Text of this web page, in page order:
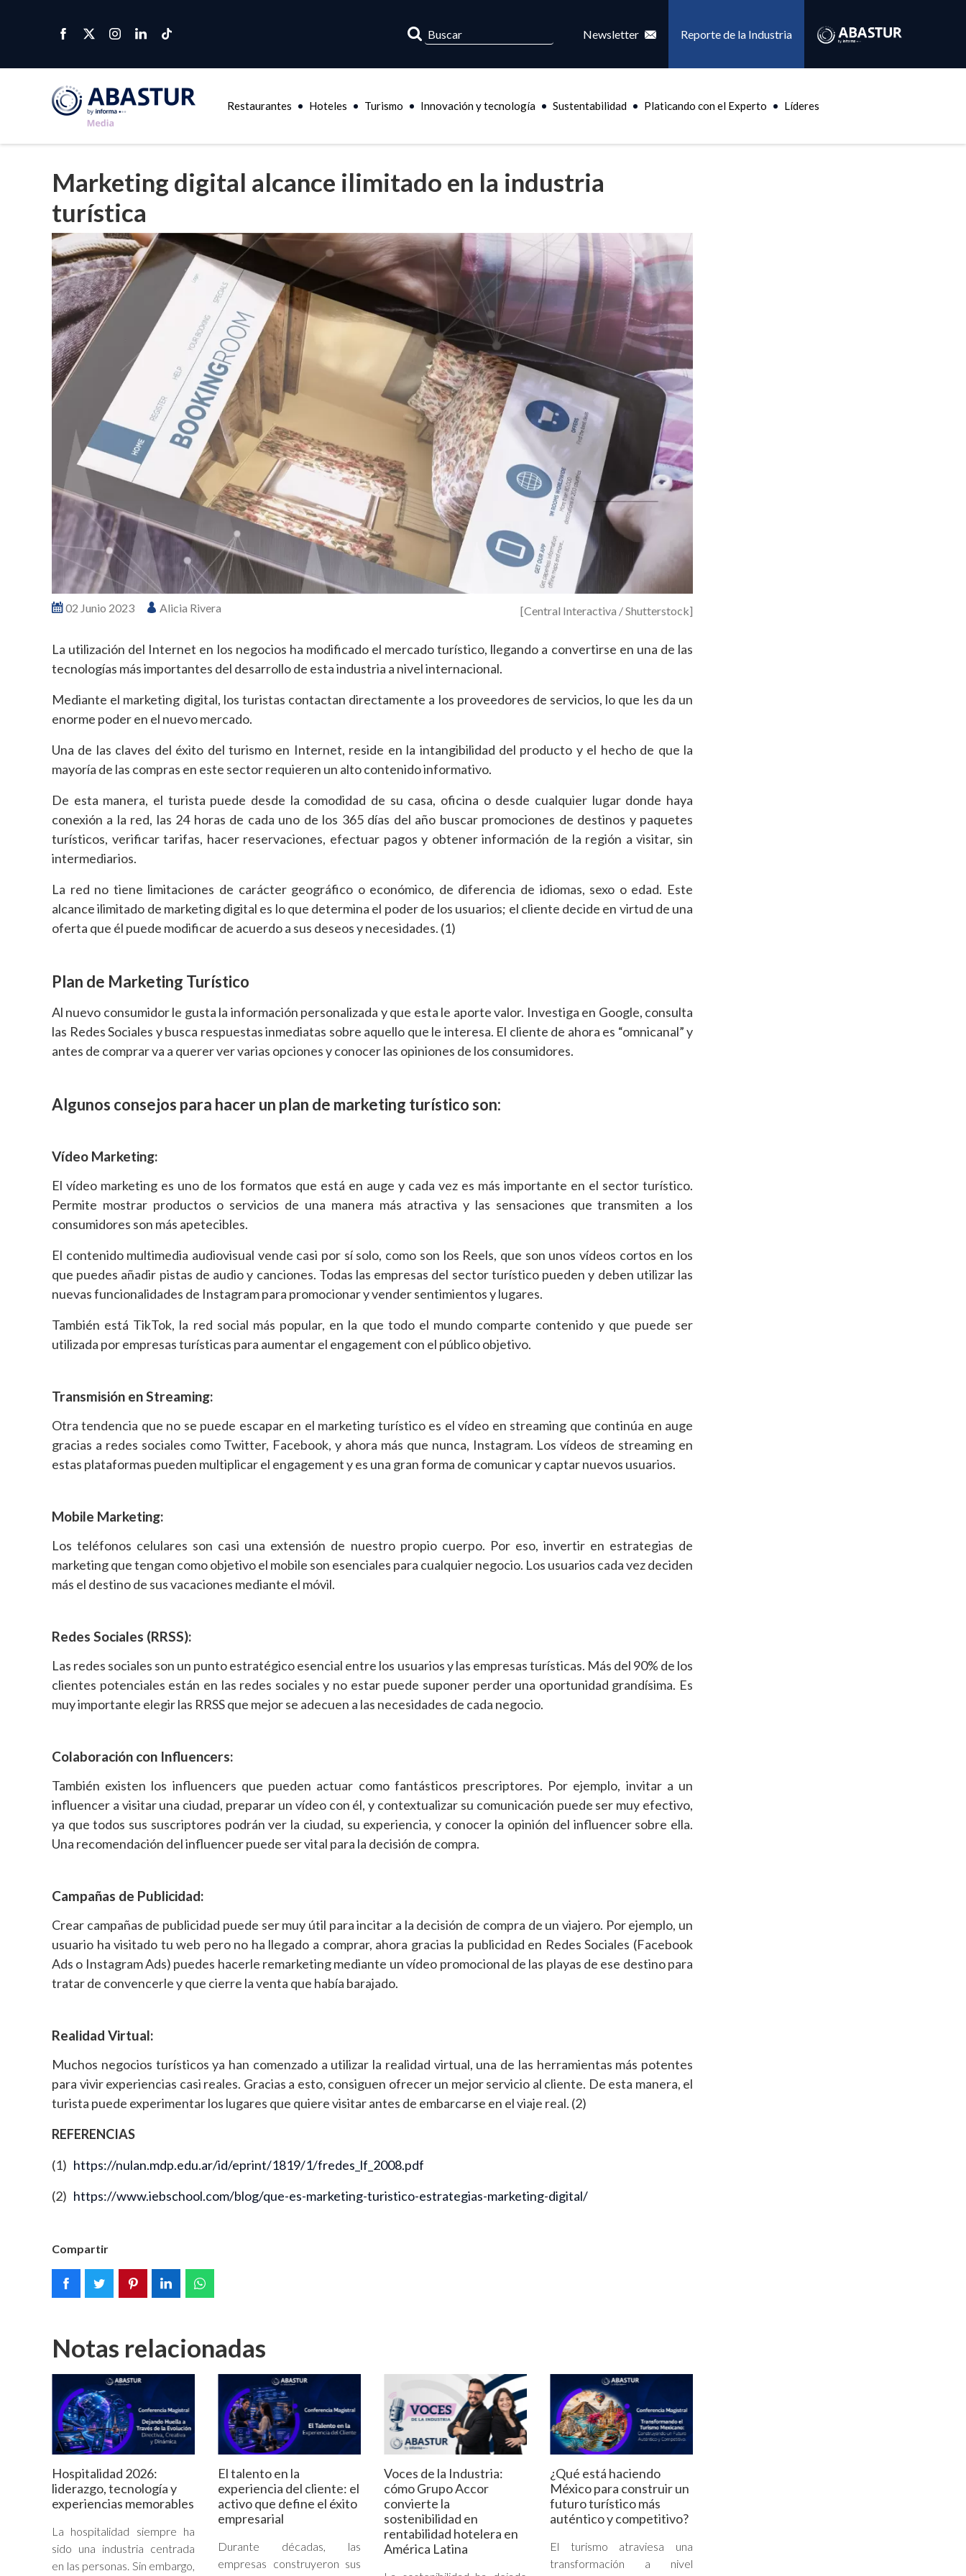
Newsletter Reporte de la Industria
Restaurantes Hoteles Turismo Innovación y tecnología Sustentabilidad Platicando con el Experto Líderes
Marketing digital alcance ilimitado en la industria
turística
02 Junio 2023 Alicia Rivera [Central Interactiva / Shutterstock]
La utilización del Internet en los negocios ha modificado el mercado turístico, llegando a convertirse en una de las
tecnologías más importantes del desarrollo de esta industria a nivel internacional.
Mediante el marketing digital, los turistas contactan directamente a los proveedores de servicios, lo que les da un
enorme poder en el nuevo mercado.
Una de las claves del éxito del turismo en Internet, reside en la intangibilidad del producto y el hecho de que la
mayoría de las compras en este sector requieren un alto contenido informativo.
De esta manera, el turista puede desde la comodidad de su casa, oficina o desde cualquier lugar donde haya
conexión a la red, las 24 horas de cada uno de los 365 días del año buscar promociones de destinos y paquetes
turísticos, verificar tarifas, hacer reservaciones, efectuar pagos y obtener información de la región a visitar, sin
intermediarios.
La red no tiene limitaciones de carácter geográfico o económico, de diferencia de idiomas, sexo o edad. Este
alcance ilimitado de marketing digital es lo que determina el poder de los usuarios; el cliente decide en virtud de una
oferta que él puede modificar de acuerdo a sus deseos y necesidades. (1)
Plan de Marketing Turístico
Al nuevo consumidor le gusta la información personalizada y que esta le aporte valor. Investiga en Google, consulta
las Redes Sociales y busca respuestas inmediatas sobre aquello que le interesa. El cliente de ahora es “omnicanal” y
antes de comprar va a querer ver varias opciones y conocer las opiniones de los consumidores.
Algunos consejos para hacer un plan de marketing turístico son:
Vídeo Marketing:
El vídeo marketing es uno de los formatos que está en auge y cada vez es más importante en el sector turístico.
Permite mostrar productos o servicios de una manera más atractiva y las sensaciones que transmiten a los
consumidores son más apetecibles.
El contenido multimedia audiovisual vende casi por sí solo, como son los Reels, que son unos vídeos cortos en los
que puedes añadir pistas de audio y canciones. Todas las empresas del sector turístico pueden y deben utilizar las
nuevas funcionalidades de Instagram para promocionar y vender sentimientos y lugares.
También está TikTok, la red social más popular, en la que todo el mundo comparte contenido y que puede ser
utilizada por empresas turísticas para aumentar el engagement con el público objetivo.
Transmisión en Streaming:
Otra tendencia que no se puede escapar en el marketing turístico es el vídeo en streaming que continúa en auge
gracias a redes sociales como Twitter, Facebook, y ahora más que nunca, Instagram. Los vídeos de streaming en
estas plataformas pueden multiplicar el engagement y es una gran forma de comunicar y captar nuevos usuarios.
Mobile Marketing:
Los teléfonos celulares son casi una extensión de nuestro propio cuerpo. Por eso, invertir en estrategias de
marketing que tengan como objetivo el mobile son esenciales para cualquier negocio. Los usuarios cada vez deciden
más el destino de sus vacaciones mediante el móvil.
Redes Sociales (RRSS):
Las redes sociales son un punto estratégico esencial entre los usuarios y las empresas turísticas. Más del 90% de los
clientes potenciales están en las redes sociales y no estar puede suponer perder una oportunidad grandísima. Es
muy importante elegir las RRSS que mejor se adecuen a las necesidades de cada negocio.
Colaboración con Influencers:
También existen los influencers que pueden actuar como fantásticos prescriptores. Por ejemplo, invitar a un
influencer a visitar una ciudad, preparar un vídeo con él, y contextualizar su comunicación puede ser muy efectivo,
ya que todos sus suscriptores podrán ver la ciudad, su experiencia, y conocer la opinión del influencer sobre ella.
Una recomendación del influencer puede ser vital para la decisión de compra.
Campañas de Publicidad:
Crear campañas de publicidad puede ser muy útil para incitar a la decisión de compra de un viajero. Por ejemplo, un
usuario ha visitado tu web pero no ha llegado a comprar, ahora gracias la publicidad en Redes Sociales (Facebook
Ads o Instagram Ads) puedes hacerle remarketing mediante un vídeo promocional de las playas de ese destino para
tratar de convencerle y que cierre la venta que había barajado.
Realidad Virtual:
Muchos negocios turísticos ya han comenzado a utilizar la realidad virtual, una de las herramientas más potentes
para vivir experiencias casi reales. Gracias a esto, consiguen ofrecer un mejor servicio al cliente. De esta manera, el
turista puede experimentar los lugares que quiere visitar antes de embarcarse en el viaje real. (2)
REFERENCIAS
(1) https://nulan.mdp.edu.ar/id/eprint/1819/1/fredes_lf_2008.pdf
(2) https://www.iebschool.com/blog/que-es-marketing-turistico-estrategias-marketing-digital/
Compartir
Notas relacionadas
Hospitalidad 2026:
liderazgo, tecnología y
experiencias memorables
La hospitalidad siempre ha
sido una industria centrada
en las personas. Sin embargo,
El talento en la
experiencia del cliente: el
activo que define el éxito
empresarial
Durante décadas, las
empresas construyeron sus
Voces de la Industria:
cómo Grupo Accor
convierte la
sostenibilidad en
rentabilidad hotelera en
América Latina
¿Qué está haciendo
México para construir un
futuro turístico más
auténtico y competitivo?
El turismo atraviesa una
transformación a nivel